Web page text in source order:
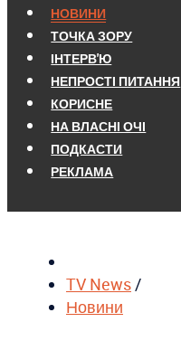
НОВИНИ
ТОЧКА ЗОРУ
ІНТЕРВ'Ю
НЕПРОСТІ ПИТАННЯ
КОРИСНЕ
НА ВЛАСНІ ОЧІ
ПОДКАСТИ
РЕКЛАМА
TV News/
Новини